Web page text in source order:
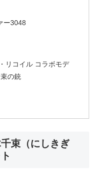
ー3048
リコイル コラボモデ
の銃
束（にしきぎ